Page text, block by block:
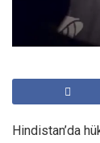
Hindistan’da